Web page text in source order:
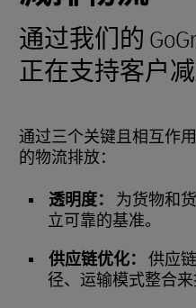
通过我们的
正在支持客户
通过三个关键且相互作
的物流排放：
透明度：
为货物和
立可靠的基准。
供应链优化：
供应
径、运输模式整合来